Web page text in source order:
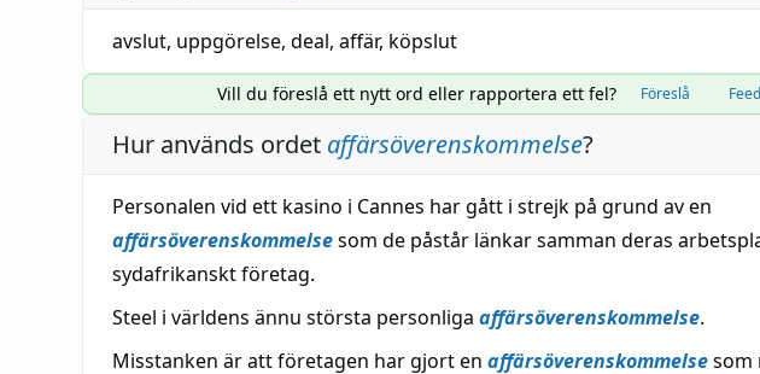
avslut, uppgörelse, deal, affär, köpslut
Vill du föreslå ett nytt ord eller rapportera ett fel? Föreslå
Hur används ordet affärsöverenskommelse?
Personalen vid ett kasino i Cannes har gått i strejk på grund av en
affärsöverenskommelsesom de påstår länkar samman deras
sydafrikanskt företag.
Steel i världens ännu största personliga affärsöverenskommelse.
Misstanken är att företagen har gjort en affärsöverenskommelsesom